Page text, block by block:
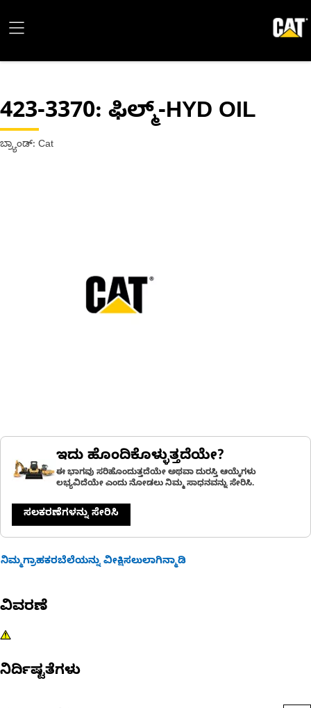
423-3370: ಫಿಲ್ಮ್-HYD OIL
ಬ್ರ್ಯಾಂಡ್: Cat
ಇದು ಹೊಂದಿಕೊಳ್ಳುತ್ತದೆಯೇ?
ಈ ಭಾಗವು ಸರಿಹೊಂದುತ್ತದೆಯೇ ಅಥವಾ ದುರಸ್ತಿ ಆಯ್ಕೆಗಳು
ಲಭ್ಯವಿದೆಯೇ ಎಂದು ನೋಡಲು ನಿಮ್ಮ ಸಾಧನವನ್ನು ಸೇರಿಸಿ.
ಸಲಕರಣೆಗಳನ್ನು ಸೇರಿಸಿ
ನಿಮ್ಮಗ್ರಾಹಕರಬೆಲೆಯನ್ನು ವೀಕ್ಷಿಸಲುಲಾಗಿನ್ಮಾಡಿ
ವಿವರಣೆ
ನಿರ್ದಿಷ್ಟತೆಗಳು